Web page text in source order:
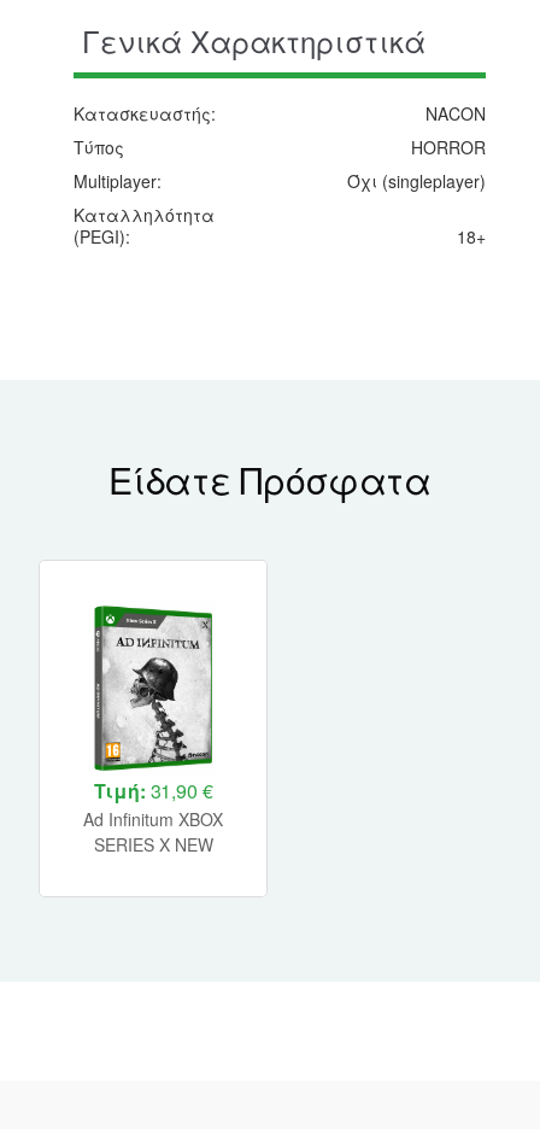
Γενικά Χαρακτηριστικά
Κατασκευαστής:
NACON
Τύπος
HORROR
Multiplayer:
Όχι (singleplayer)
Καταλληλότητα
(PEGI):
18+
Είδατε Πρόσφατα
Τιμή: 31,90 €
Ad Infinitum XBOX
SERIES X NEW